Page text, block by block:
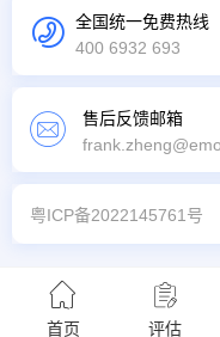
全国统一免费热线
400 6932 693
售后反馈邮箱
粤ICP备2022145761号
首页 评估